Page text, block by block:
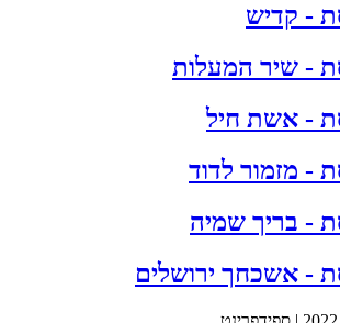
- קדיש
- שיר המעלות
- אשת חיל
- מזמור לדוד
- בריך שמיה
- אשכחך ירושלים